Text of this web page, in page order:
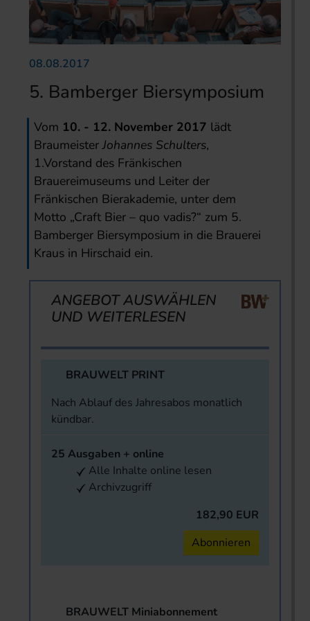
08.08.2017
5. Bamberger Biersymposium
Vom 10. - 12. November 2017 lädt
BraumeisterJohannes Schulters,
1.Vorstand des Fränkischen
Brauereimuseums und Leiter der
Fränkischen Bierakademie, unter dem
Motto „Craft Bier – quo vadis?“ zum 5.
Bamberger Biersymposium in die Brauerei
Kraus in Hirschaid ein.
ANGEBOT AUSWÄHLEN
UND WEITERLESEN
BRAUWELT PRINT
Nach Ablauf des Jahresabos monatlich
kündbar.
25 Ausgaben + online
Alle Inhalte online lesen
Archivzugriff
182,90 EUR
Abonnieren
BRAUWELT Miniabonnement